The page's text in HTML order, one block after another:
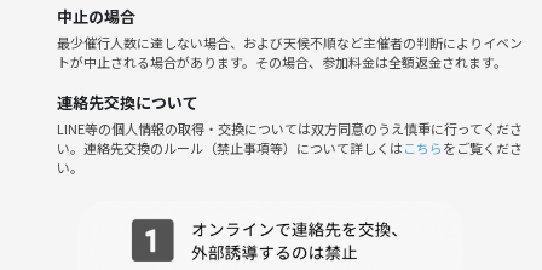
前にお電話いただけますと幸いです。
TEL:03-5942-6286
⚠️注意事項⚠️
・ビジネス/宗教の勧誘やナンパはご遠慮ください。発見次第ご退出い
ただきます。(この場合返金はいたしません)
ためのツール」です。熱中するあまり、他参加者が不快になるような言
動がないようお気をつけください。
中止の場合
最少催行人数に達しない場合、および天候不順など主催者の判断によりイベン
トが中止される場合があります。その場合、参加料金は全額返金されます。
連絡先交換について
LINE等の個人情報の取得・交換については双方同意のうえ慎重に行ってくださ
い。連絡先交換のルール（禁止事項等）について詳しくはこちらをご覧くださ
い。